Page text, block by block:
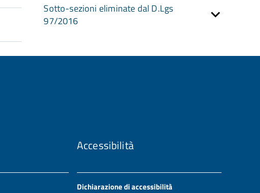
Sotto-sezioni eliminate dal D.Lgs
97/2016
Accessibilità
Dichiarazione di accessibilità